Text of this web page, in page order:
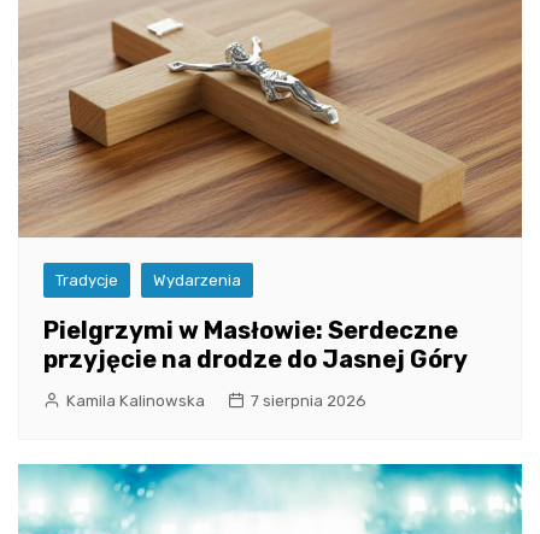
Tradycje Wydarzenia
Pielgrzymi w Masłowie: Serdeczne
przyjęcie na drodze do Jasnej Góry
Kamila Kalinowska 7 sierpnia 2026